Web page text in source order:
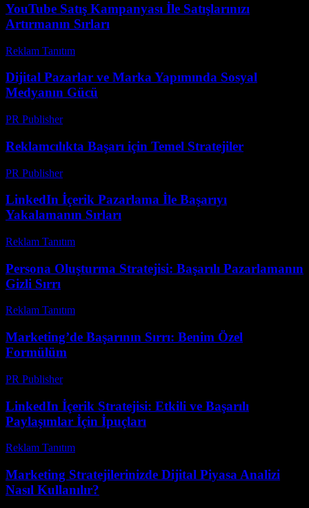
YouTube Satış Kampanyası İle Satışlarınızı
Artırmanın Sırları
Reklam Tanıtım
Dijital Pazarlar ve Marka Yapımında Sosyal
Medyanın Gücü
PR Publisher-
Reklamcılıkta Başarı için Temel Stratejiler
PR Publisher-
LinkedIn İçerik Pazarlama İle Başarıyı
Yakalamanın Sırları
Reklam Tanıtım
Persona Oluşturma Stratejisi: Başarılı Pazarlamanın
Gizli Sırrı
Reklam Tanıtım
Marketing’de Başarının Sırrı: Benim Özel
Formülüm
PR Publisher-
LinkedIn İçerik Stratejisi: Etkili ve Başarılı
Paylaşımlar İçin İpuçları
Reklam Tanıtım
Marketing Stratejilerinizde Dijital Piyasa Analizi
Nasıl Kullanılır?